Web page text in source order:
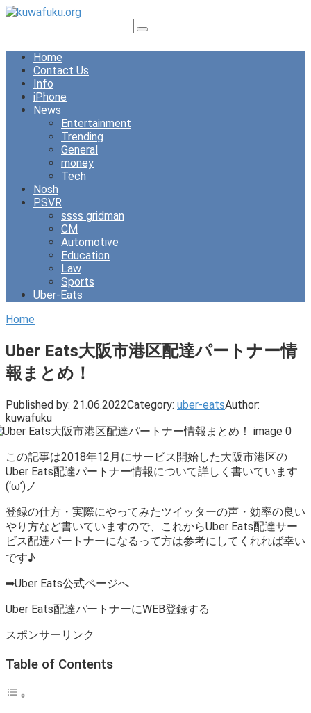
Skip
content
Home
Contact Us
Info
iPhone
News
Entertainment
Trending
General
money
Tech
Nosh
PSVR
ssss gridman
CM
Automotive
Education
Law
Sports
Uber-Eats
Home
Uber Eats大阪市港区配達パートナー情
報まとめ！
Published by: 21.06.2022Category: uber-eatsAuthor:
kuwafuku
この記事は2018年12月にサービス開始した大阪市港区の
Uber Eats配達パートナー情報について詳しく書いています
(‘ω’)ノ
登録の仕方・実際にやってみたツイッターの声・効率の良い
やり方など書いていますので、これからUber Eats配達サー
ビス配達パートナーになるって方は参考にしてくれれば幸い
です♪
➡Uber Eats公式ページへ
Uber Eats配達パートナーにWEB登録する
スポンサーリンク
Table of Contents